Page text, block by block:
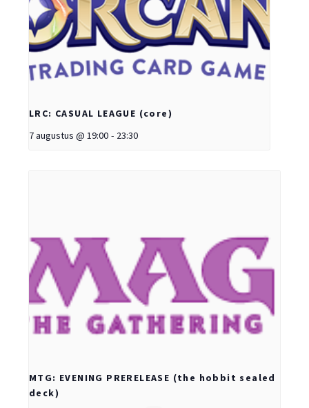
LRC: CASUAL LEAGUE (core)
7 augustus @ 19:00 - 23:30
MTG: EVENING PRERELEASE (the hobbit sealed
deck)